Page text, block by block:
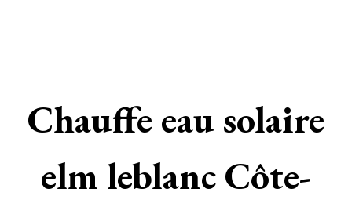
Chauffe eau solaire
elm leblanc Côte-